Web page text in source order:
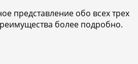
представление обо всех трех
более подробно.